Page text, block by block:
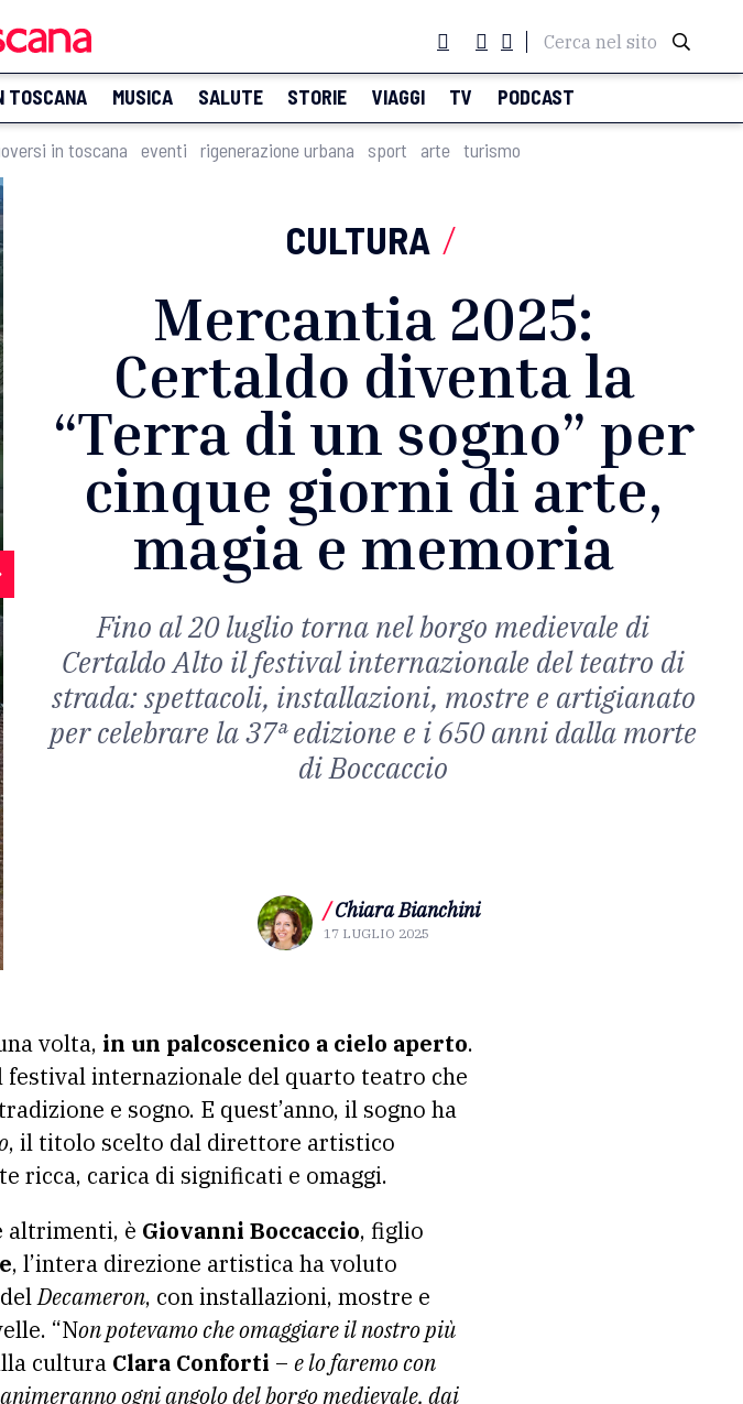
Cerca nel sito
TOSCANA MUSICA SALUTE STORIE VIAGGI TV PODCAST
in toscana eventi rigenerazione urbana sport arte turismo
CULTURA /
Mercantia 2025:
Certaldo diventa la
“Terra di un sogno” per
cinque giorni di arte,
magia e memoria
Fino al 20 luglio torna nel borgo medievale di
Certaldo Alto il festival internazionale del teatro di
strada: spettacoli, installazioni, mostre e artigianato
per celebrare la 37ª edizione e i 650 anni dalla morte
di Boccaccio
/ Chiara Bianchini
17 LUGLIO 2025
volta, in un palcoscenico a cielo aperto.
festival internazionale del quarto teatro che
e sogno. E quest’anno, il sogno ha
, il titolo scelto dal direttore artistico
ricca, carica di significati e omaggi.
altrimenti, è Giovanni Boccaccio, figlio
, l’intera direzione artistica ha voluto
Decameron, con installazioni, mostre e
“Non potevamo che omaggiare il nostro più
cultura Clara Conforti – e lo faremo con
ogni angolo del borgo medievale, dai